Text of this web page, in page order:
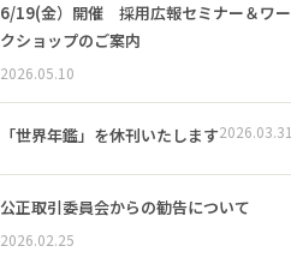
6/19(金）開催 採用広報セミナー＆ワー
クショップのご案内
2026.05.10
「世界年鑑」を休刊いたします2026.03.31
公正取引委員会からの勧告について
2026.02.25